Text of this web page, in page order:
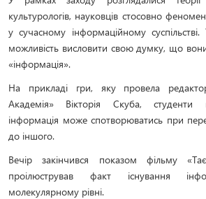
культурологів, науковців стосовно
у сучасному інформаційному
можливість висловити свою думку, що
«інформація».
На прикладі гри, яку провела
Академія» Вікторія Скуба, студенти
інформація може спотворюватись при
до іншого.
Вечір закінчився показом фільму
проілюстрував факт існування
молекулярному рівні.